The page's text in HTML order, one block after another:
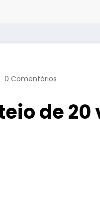
0 Comentários
de